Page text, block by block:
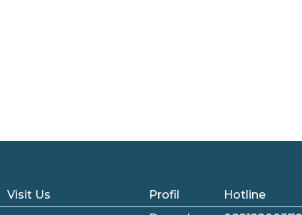
Visit Us
Profil
Hotline